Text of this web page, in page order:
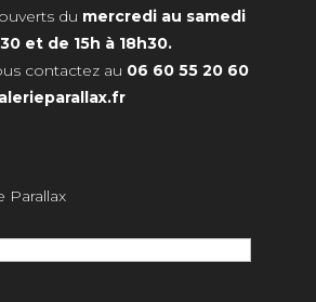
du mercredi au samedi
et de 15h à 18h30.
contactez au 06 60 55 20 60
Parallax